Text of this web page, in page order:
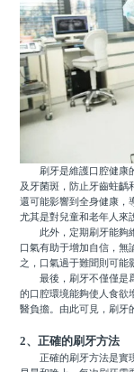
刷牙是維護口腔健康的
及牙菌斑，防止牙齒蛀齲
還可能影響到全身健康，
尤其是對兒童和老年人來
此外，定期刷牙能夠維
口氣有助于增加自信，無
之，口氣過于難聞則可能
最後，刷牙不僅僅是爲
的口腔環境能夠使人食欲
醫負擔。由此可見，刷牙
2、正確的刷牙方法
正確的刷牙方法是實現